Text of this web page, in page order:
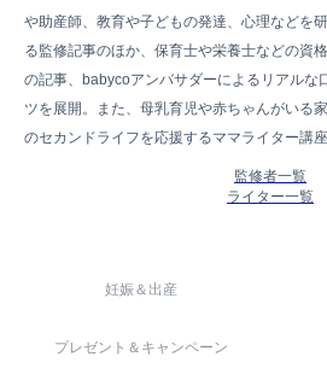
や助産師、教育や子どもの発達、心理などを
る監修記事のほか、保育士や栄養士などの資
の記事、babycoアンバサダーによるリアルな
ツを展開。また、母乳育児や赤ちゃんがいる
のセカンドライフを応援するママライター講
監修者一覧
ライター一覧
妊娠＆出産
プレゼント＆キャンペーン